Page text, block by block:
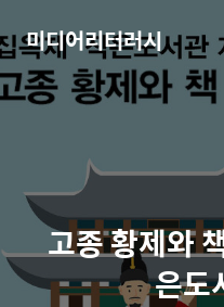
미디어리터러시
고종 황제와
은도